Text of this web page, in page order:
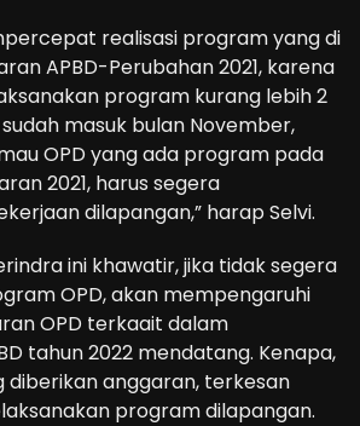
realisasi program yang di
APBD-Perubahan 2021, karena
program kurang lebih 2
masuk bulan November,
OPD yang ada program pada
2021, harus segera
dilapangan,” harap Selvi.
ini khawatir, jika tidak segera
OPD, akan mempengaruhi
OPD terkaait dalam
tahun 2022 mendatang. Kenapa,
diberikan anggaran, terkesan
program dilapangan.